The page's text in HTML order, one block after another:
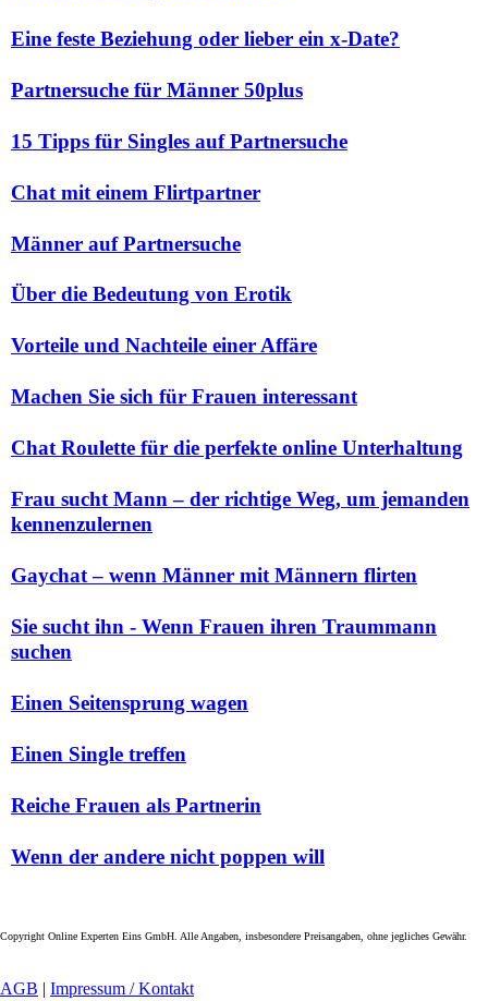
Eine feste Beziehung oder lieber ein x-Date?
Partnersuche für Männer 50plus
15 Tipps für Singles auf Partnersuche
Chat mit einem Flirtpartner
Männer auf Partnersuche
Über die Bedeutung von Erotik
Vorteile und Nachteile einer Affäre
Machen Sie sich für Frauen interessant
Chat Roulette für die perfekte online Unterhaltung
Frau sucht Mann – der richtige Weg, um jemanden
kennenzulernen
Gaychat – wenn Männer mit Männern flirten
Sie sucht ihn - Wenn Frauen ihren Traummann
suchen
Einen Seitensprung wagen
Einen Single treffen
Reiche Frauen als Partnerin
Wenn der andere nicht poppen will
Copyright Online Experten Eins GmbH. Alle Angaben, insbesondere Preisangaben, ohne jegliches Gewähr.
AGB | Impressum / Kontakt